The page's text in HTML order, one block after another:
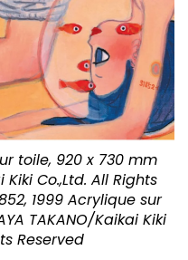
toile, 920 x 730 mm
Kiki Co.,Ltd. All Rights
1999 Acrylique sur
TAKANO/Kaikai Kiki
Reserved